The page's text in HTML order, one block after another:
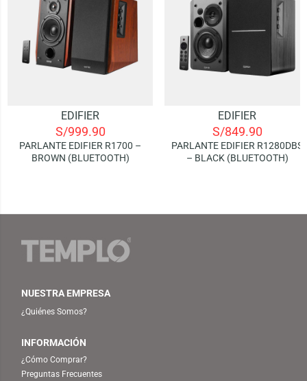
EDIFIER
S/999.90
PARLANTE EDIFIER R1700 –
BROWN (BLUETOOTH)
EDIFIER
S/849.90
PARLANTE EDIFIER R1280DBS
– BLACK (BLUETOOTH)
NUESTRA EMPRESA
¿Quiénes Somos?
INFORMACIÓN
¿Cómo Comprar?
Preguntas Frecuentes